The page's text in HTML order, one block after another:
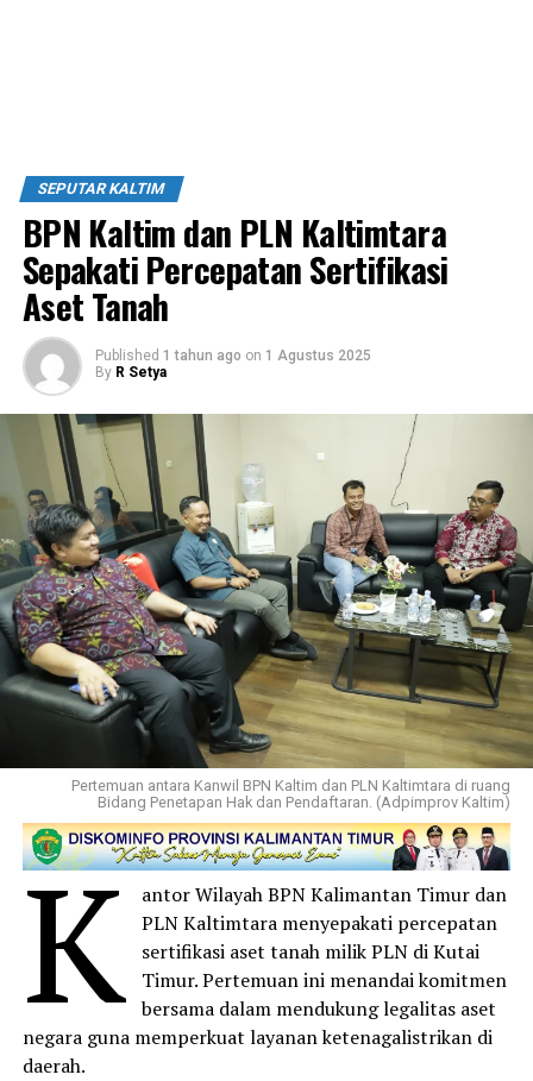
SEPUTAR KALTIM
BPN Kaltim dan PLN Kaltimtara
Sepakati Percepatan Sertifikasi
Aset Tanah
Published 1 tahun ago on 1 Agustus 2025
By R Setya
Pertemuan antara Kanwil BPN Kaltim dan PLN Kaltimtara di ruang
Bidang Penetapan Hak dan Pendaftaran. (Adpimprov Kaltim)
K
antor Wilayah BPN Kalimantan Timur dan
PLN Kaltimtara menyepakati percepatan
sertifikasi aset tanah milik PLN di Kutai
Timur. Pertemuan ini menandai komitmen
bersama dalam mendukung legalitas aset
negara guna memperkuat layanan ketenagalistrikan di
daerah.